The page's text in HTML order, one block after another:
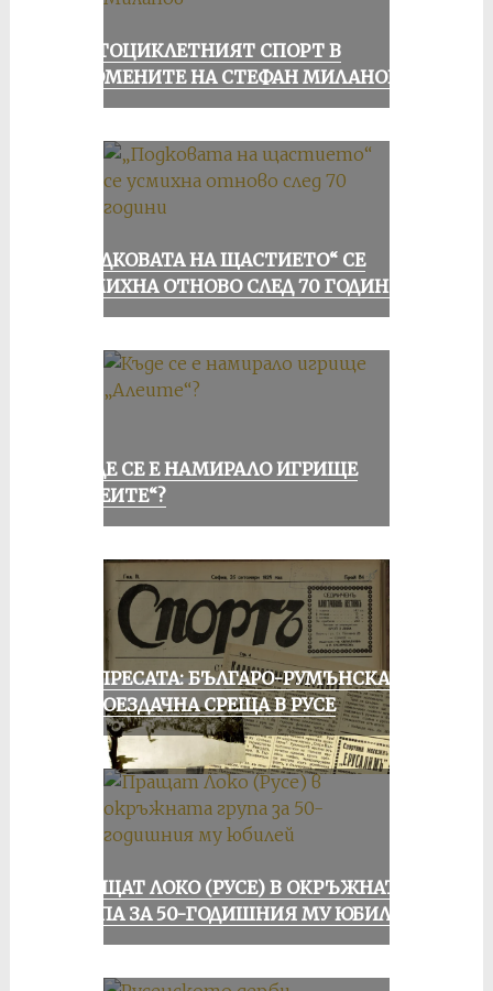
МОТОЦИКЛЕТНИЯТ СПОРТ В
СПОМЕНИТЕ НА СТЕФАН МИЛАНОВ
„ПОДКОВАТА НА ЩАСТИЕТО“ СЕ
УСМИХНА ОТНОВО СЛЕД 70 ГОДИНИ
КЪДЕ СЕ Е НАМИРАЛО ИГРИЩЕ
„АЛЕИТЕ“?
ОТ ПРЕСАТА: БЪЛГАРО-РУМЪНСКА
КОЛОЕЗДАЧНА СРЕЩА В РУСЕ
ПРАЩАТ ЛОКО (РУСЕ) В ОКРЪЖНАТА
ГРУПА ЗА 50-ГОДИШНИЯ МУ ЮБИЛЕЙ